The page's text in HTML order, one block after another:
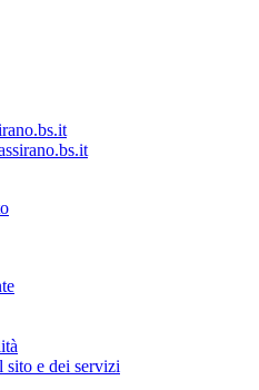
sito e dei servizi